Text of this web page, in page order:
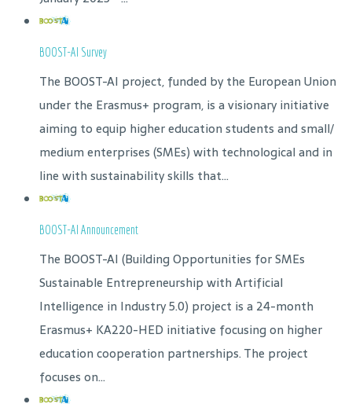
BOOST-AI Survey
The BOOST-AI project, funded by the European Union
under the Erasmus+ program, is a visionary initiative
aiming to equip higher education students and small/
medium enterprises (SMEs) with technological and in
line with sustainability skills that...
BOOST-AI Announcement
The BOOST-AI (Building Opportunities for SMEs
Sustainable Entrepreneurship with Artificial
Intelligence in Industry 5.0) project is a 24-month
Erasmus+ KA220-HED initiative focusing on higher
education cooperation partnerships. The project
focuses on...